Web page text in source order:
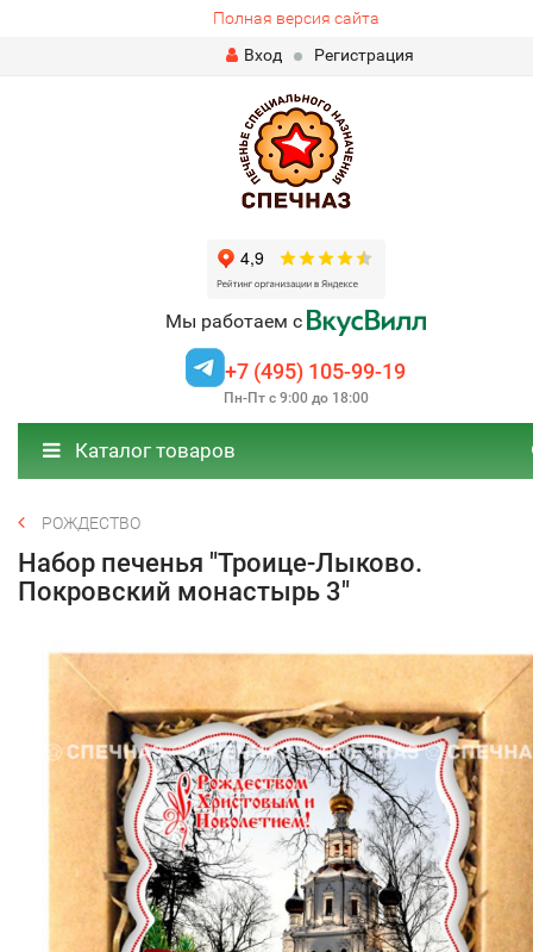
Полная версия сайта
Вход
Регистрация
Мы работаем с
+7 (495) 105-99-19
Пн-Пт с 9:00 до 18:00
Каталог товаров
РОЖДЕСТВО
Набор печенья "Троице-Лыково.
Покровский монастырь 3"